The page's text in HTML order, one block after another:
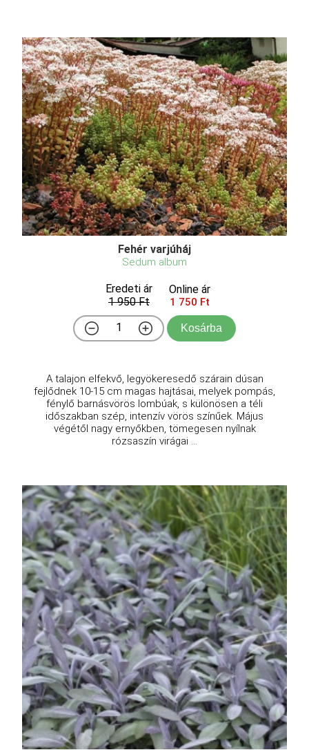
Fehér varjúháj
Sedum album
Eredeti ár
1 950 Ft
Online ár
1 750 Ft
Kosárba
A talajon elfekvő, legyökeresedő szárain dúsan
fejlődnek 10-15 cm magas hajtásai, melyek pompás,
fénylő barnásvörös lombúak, s különösen a téli
időszakban szép, intenzív vörös színűek. Május
végétől nagy ernyőkben, tömegesen nyílnak
rózsaszín virágai ...